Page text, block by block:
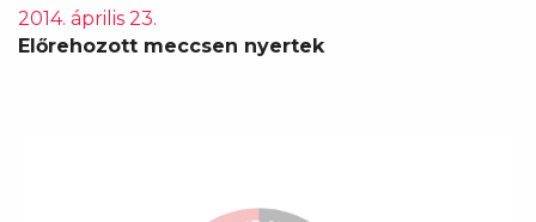
2014. április 23.
Előrehozott meccsen nyertek